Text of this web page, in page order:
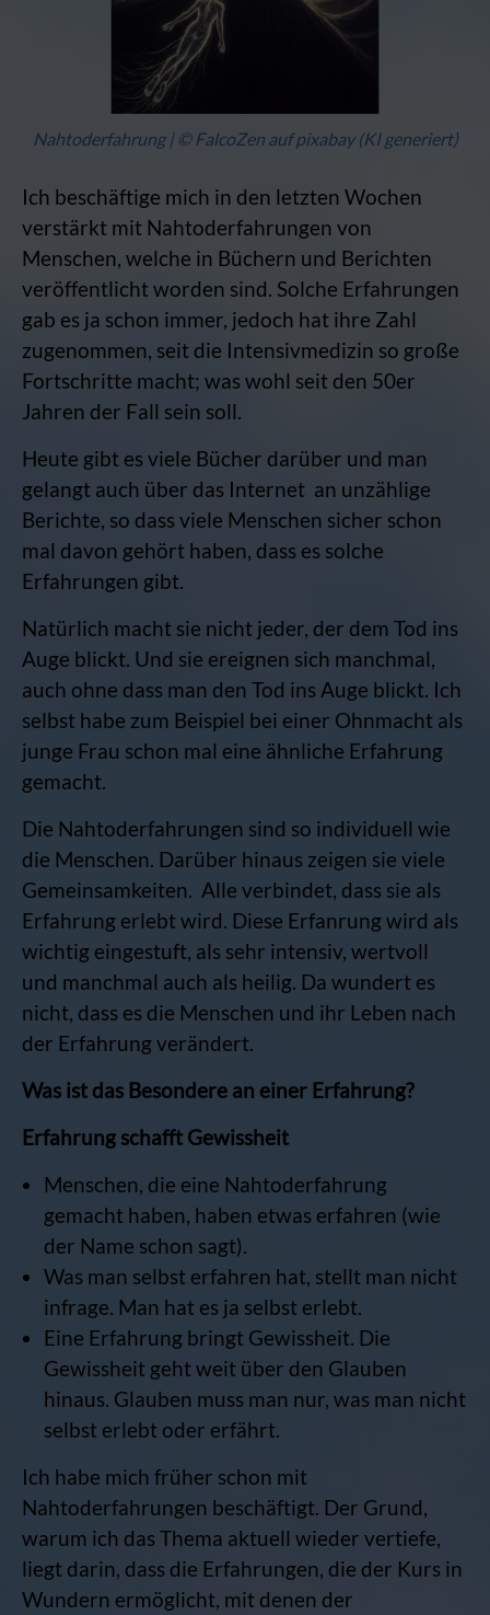
Nahtoderfahrung | © FalcoZen auf pixabay (KI generiert)
Ich beschäftige mich in den letzten Wochen
verstärkt mit Nahtoderfahrungen von
Menschen, welche in Büchern und Berichten
veröffentlicht worden sind. Solche Erfahrungen
gab es ja schon immer, jedoch hat ihre Zahl
zugenommen, seit die Intensivmedizin so große
Fortschritte macht; was wohl seit den 50er
Jahren der Fall sein soll.
Heute gibt es viele Bücher darüber und man
gelangt auch über das Internet an unzählige
Berichte, so dass viele Menschen sicher schon
mal davon gehört haben, dass es solche
Erfahrungen gibt.
Natürlich macht sie nicht jeder, der dem Tod ins
Auge blickt. Und sie ereignen sich manchmal,
auch ohne dass man den Tod ins Auge blickt. Ich
selbst habe zum Beispiel bei einer Ohnmacht als
junge Frau schon mal eine ähnliche Erfahrung
gemacht.
Die Nahtoderfahrungen sind so individuell wie
die Menschen. Darüber hinaus zeigen sie viele
Gemeinsamkeiten. Alle verbindet, dass sie als
Erfahrung erlebt wird. Diese Erfanrung wird als
wichtig eingestuft, als sehr intensiv, wertvoll
und manchmal auch als heilig. Da wundert es
nicht, dass es die Menschen und ihr Leben nach
der Erfahrung verändert.
Was ist das Besondere an einer Erfahrung?
Erfahrung schafft Gewissheit
Menschen, die eine Nahtoderfahrung
gemacht haben, haben etwas erfahren (wie
der Name schon sagt).
Was man selbst erfahren hat, stellt man nicht
infrage. Man hat es ja selbst erlebt.
Eine Erfahrung bringt Gewissheit. Die
Gewissheit geht weit über den Glauben
hinaus. Glauben muss man nur, was man nicht
selbst erlebt oder erfährt.
Ich habe mich früher schon mit
Nahtoderfahrungen beschäftigt. Der Grund,
warum ich das Thema aktuell wieder vertiefe,
liegt darin, dass die Erfahrungen, die der Kurs in
Wundern ermöglicht, mit denen der